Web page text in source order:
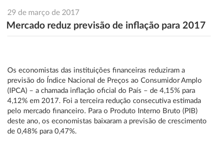
29 de março de 2017
Mercado reduz previsão de inflação para 2017
Os economistas das instituições financeiras reduziram a
previsão do Índice Nacional de Preços ao Consumidor Amplo
(IPCA) – a chamada inflação oficial do País – de 4,15% para
4,12% em 2017. Foi a terceira redução consecutiva estimada
pelo mercado financeiro. Para o Produto Interno Bruto (PIB)
deste ano, os economistas baixaram a previsão de crescimento
de 0,48% para 0,47%.